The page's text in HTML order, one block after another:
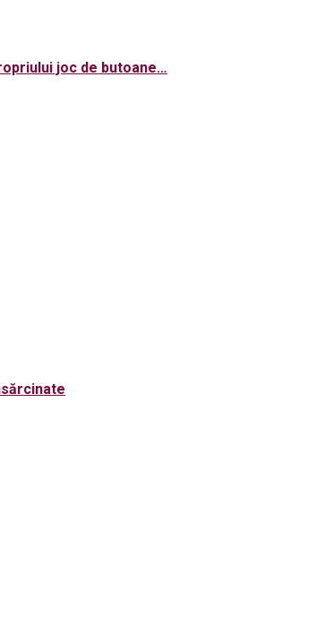
joc de butoane…